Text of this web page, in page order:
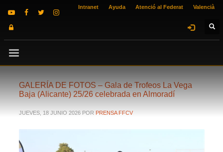
Intranet Ayuda Atenció al Federat Valencià
GALERÍA DE FOTOS – Gala de Trofeos La Vega
Baja (Alicante) 25/26 celebrada en Almoradí
JUEVES, 18 JUNIO 2026 POR PRENSA FFCV